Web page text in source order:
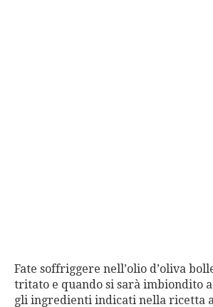
Fate soffriggere nell’olio d’oliva
tritato e quando si sarà imbiondito
gli ingredienti indicati nella ricetta